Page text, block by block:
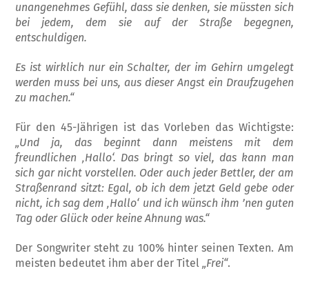
unangenehmes Gefühl, dass sie denken, sie müssten sich
bei jedem, dem sie auf der Straße begegnen,
entschuldigen.
Es ist wirklich nur ein Schalter, der im Gehirn umgelegt
werden muss bei uns, aus dieser Angst ein Draufzugehen
zu machen.“
Für den 45-Jährigen ist das Vorleben das Wichtigste:
„Und ja, das beginnt dann meis­tens mit dem
freundlichen ‚Hallo‘. Das bringt so viel, das kann man
sich gar nicht vorstel­len. Oder auch jeder Bettler, der am
Straßen­rand sitzt: Egal, ob ich dem jetzt Geld gebe oder
nicht, ich sag dem ‚Hallo‘ und ich wünsch ihm ’nen guten
Tag oder Glück oder keine Ahnung was.“
Der Songwriter steht zu 100% hinter seinen Texten. Am
meisten bedeutet ihm aber der Titel „Frei“.